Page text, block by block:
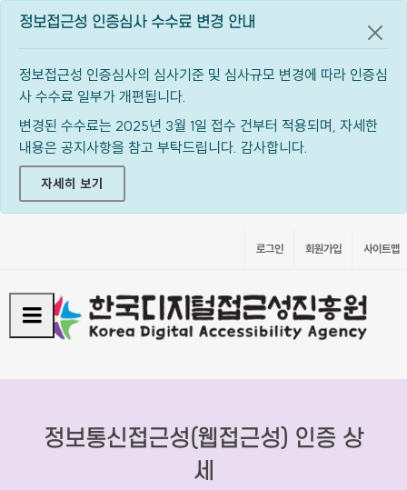
정보접근성 인증심사 수수료 변경 안내
정보접근성 인증심사의 심사기준 및 심사규모 변경에 따라 인증심
사 수수료 일부가 개편됩니다.
변경된 수수료는 2025년 3월 1일 접수 건부터 적용되며, 자세한
내용은 공지사항을 참고 부탁드립니다. 감사합니다.
자세히 보기
공지
로그인 회원가입 사이트맵
정보통신접근성(웹접근성) 인증 상
세